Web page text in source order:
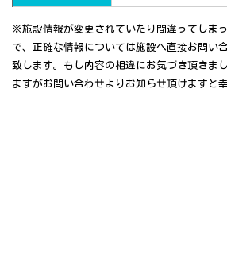
※施設情報が変更されていたり間違ってしま
で、正確な情報については施設へ直接お問い
致します。もし内容の相違にお気づき頂きま
ますがお問い合わせよりお知らせ頂けますと幸